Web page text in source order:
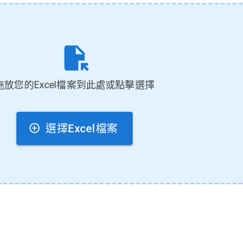
放您的Excel檔案到此處或點擊選擇
選擇Excel檔案